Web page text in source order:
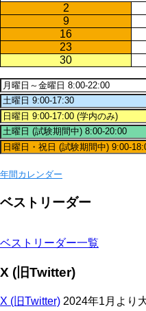
2
9
16
23
30
年間カレンダー
ベストリーダー
ベストリーダー一覧
X (旧Twitter)
X (旧Twitter) 2024年1月より